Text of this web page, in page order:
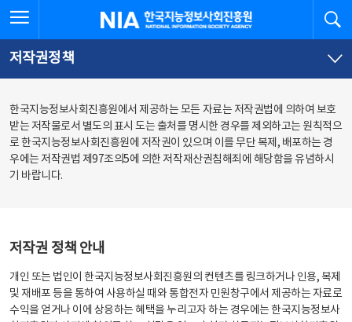
문
로
가
체
뉴
바
가
한국지능정보사회진흥원
저작권정책
한국지능정보사회진흥원에서 제공하는 모든 자료는 저작권법에 의하여 보호
받는 저작물로서 별도의 표시 도는 출처를 명시한 경우를 제외하고는 원칙적으
로 한국지능정보사회진흥원에 저작권이 있으며 이를 무단 복제, 배포하는 경
우에는 저작권법 제97조의5에 의한 저작재산권침해죄에 해당함을 유념하시
기 바랍니다.
저작권 정책 안내
개인 또는 법인이 한국지능정보사회진흥원의 컨텐츠를 링크하거나 인용, 복제
및 재배포 등을 통하여 사용하실 때와 통합전자 민원창구에서 제공하는 자료로
수익을 얻거나 이에 상응하는 혜택을 누리고자 하는 경우에는 한국지능정보사